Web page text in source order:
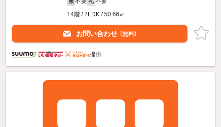
14階 / 2LDK / 50.66㎡
お問い合わせ （無料）
提供